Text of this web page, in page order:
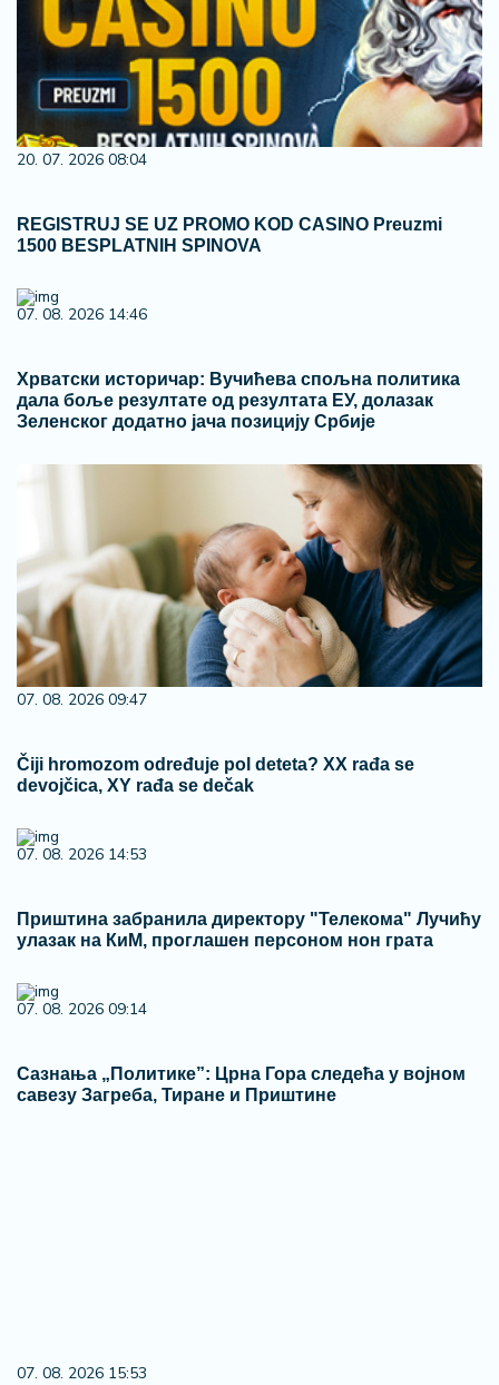
20. 07. 2026 08:04
REGISTRUJ SE UZ PROMO KOD CASINO Preuzmi
1500 BESPLATNIH SPINOVA
07. 08. 2026 14:46
Хрватски историчар: Вучићева спољна политика
дала боље резултате од резултата ЕУ, долазак
Зеленског додатно јача позицију Србије
07. 08. 2026 09:47
Čiji hromozom određuje pol deteta? XX rađa se
devojčica, XY rađa se dečak
07. 08. 2026 14:53
Приштина забранила директору "Телекома" Лучићу
улазак на КиМ, проглашен персоном нон грата
07. 08. 2026 09:14
Сазнања „Политике”: Црна Гора следећа у војном
савезу Загреба, Тиране и Приштине
07. 08. 2026 15:53